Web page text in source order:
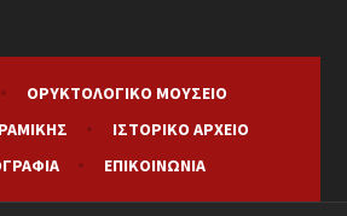
ΟΡΥΚΤΟΛΟΓΙΚΌ ΜΟΥΣΕΊΟ
ΙΣΤΟΡΙΚΌ ΑΡΧΕΊΟ
ΕΠΙΚΟΙΝΩΝΊΑ